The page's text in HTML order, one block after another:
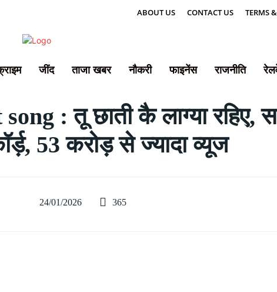
ABOUT US CONTACT US TERMS
जींद ताजा खबर नौकरी फाइनेंस राजनीति
: तू छाती कै लाग्या रहिए,
53 करोड़ से ज्यादा व्यूज
24/01/2026 365